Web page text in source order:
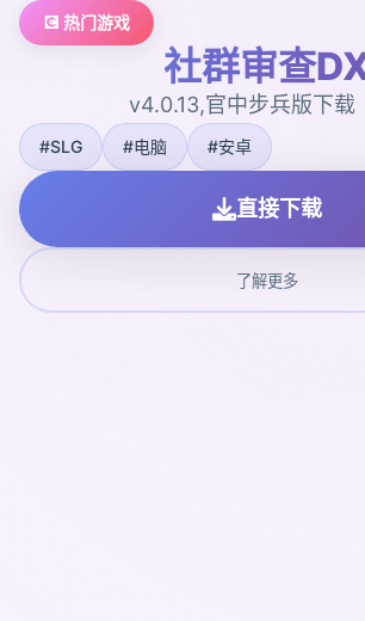
💽 热门游戏
社群审查
v4.0.13,官中步兵版下载
#SLG #电脑 #安卓
直接下载
了解更多